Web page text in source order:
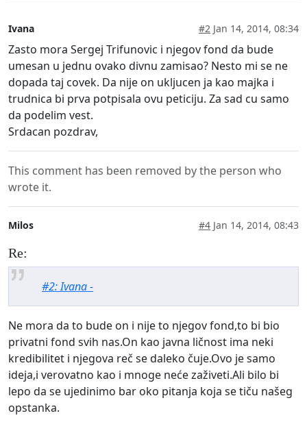
Ivana #2 Jan 14, 2014, 08:34
Zasto mora Sergej Trifunovic i njegov fond da bude
umesan u jednu ovako divnu zamisao? Nesto mi se ne
dopada taj covek. Da nije on ukljucen ja kao majka i
trudnica bi prva potpisala ovu peticiju. Za sad cu samo
da podelim vest.
Srdacan pozdrav,
This comment has been removed by the person who
wrote it.
Milos #4 Jan 14, 2014, 08:43
Re:
#2: Ivana -
Ne mora da to bude on i nije to njegov fond,to bi bio
privatni fond svih nas.On kao javna ličnost ima neki
kredibilitet i njegova reč se daleko čuje.Ovo je samo
ideja,i verovatno kao i mnoge neće zaživeti.Ali bilo bi
lepo da se ujedinimo bar oko pitanja koja se tiču našeg
opstanka.